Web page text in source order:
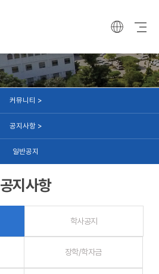
커뮤니티 >
공지사항 >
일반공지
공지사항
학사공지
장학/학자금